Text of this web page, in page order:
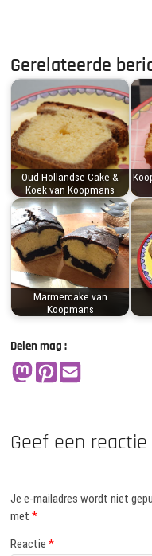
Gerelateerde
Oud Hollandse Cake &
Koek van Koopmans
Marmercake van
Koopmans
Delen mag :
Geef een reactie
Je e-mailadres wordt niet
met*
Reactie*